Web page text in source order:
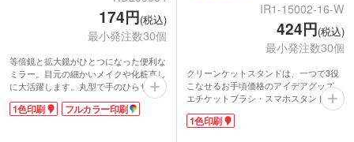
174円(税込)
最小発注数30個
等倍鏡と拡大鏡がひとつになった便利な
ミラー。目元の細かいメイクや化粧直し
に大活躍します。丸型で手のひらサイズ
のため、片手で持ちやすいのが特徴。化
粧ポーチやバッグの内ポケットに入れて
1色印刷 フルカラー印刷
IR1-15002-16-W
424円(税込)
最小発注数30個
クリーンケットスタンドは、一つで3役
こなせるお手頃価格のアイデアグッズ。
エチケットブラシ・スマホスタンド・ミ
ラーと、外出先で役立つ機能満載です。
スマホスタンドはアーム幅を調節でき、
1色印刷